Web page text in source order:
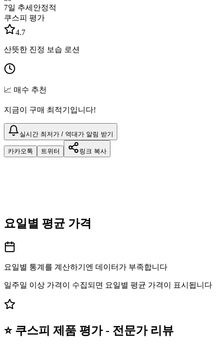
7일 추세 안정적
쿠스피 평가
4.7
산뜻한 진정 보습 로션
📈 매수 추천
지금이 구매 최적기입니다!
실시간 최저가 / 역대가 알림 받기
카카오톡 트위터 링크 복사
요일별 평균 가격
요일별 통계를 계산하기엔 데이터가 부족합니다
일주일 이상 가격이 수집되면 요일별 평균 가격이 표시됩니다
⭐ 쿠스피 제품 평가 - 전문가 리뷰